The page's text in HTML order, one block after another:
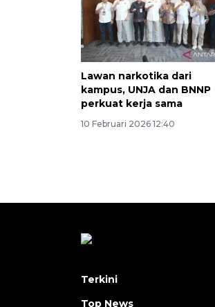
Lawan narkotika dari
kampus, UNJA dan BNNP
perkuat kerja sama
10 Februari 2026 12:40
Terkini
Top News